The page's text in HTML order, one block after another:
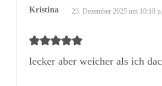
Kristina 23. Dezember 2025 um 10:18
lecker aber weicher als ich